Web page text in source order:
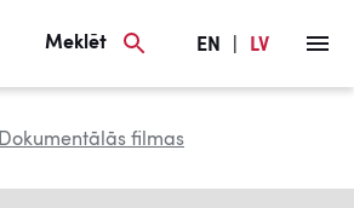
Meklēt EN LV
Dokumentālās filmas